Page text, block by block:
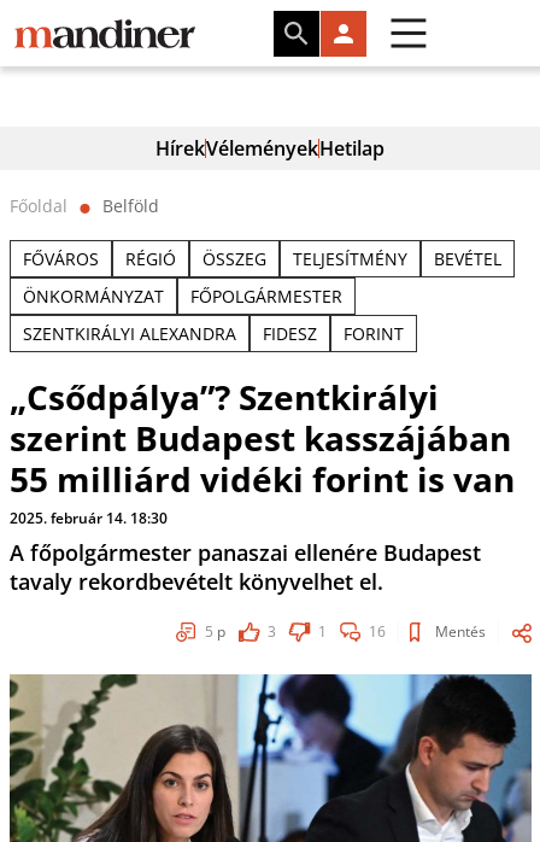
HírekVéleményekHetilap
Főoldal ⬤ Belföld
FŐVÁROS RÉGIÓ ÖSSZEG TELJESÍTMÉNY
BEVÉTEL
ÖNKORMÁNYZAT
FŐPOLGÁRMESTER
SZENTKIRÁLYI ALEXANDRA
FIDESZ FORINT
„Csődpálya”? Szentkirályi
szerint Budapest kasszájában
55 milliárd vidéki forint is van
2025. február 14. 18:30
A főpolgármester panaszai ellenére Budapest
tavaly rekordbevételt könyvelhet el.
5 p 3 1 16 Mentés